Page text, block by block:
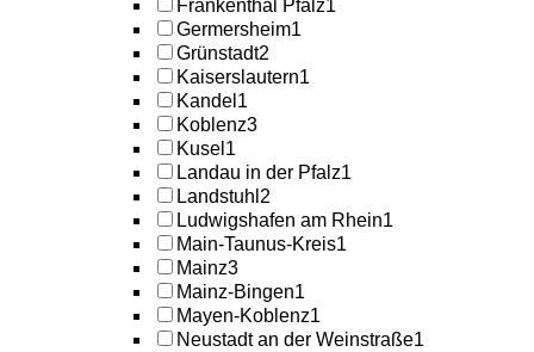
Frankenthal Pfalz1
Germersheim1
Grünstadt2
Kaiserslautern1
Kandel 1
Koblenz3
Kusel 1
Landau in der Pfalz1
Landstuhl 2
Ludwigshafen am Rhein1
Main-Taunus-Kreis1
Mainz3
Mainz-Bingen1
Mayen-Koblenz1
Neustadt an der Weinstraße1